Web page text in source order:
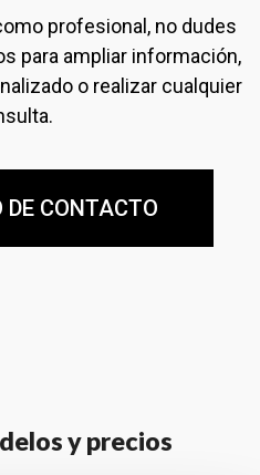
profesional, no dudes
para ampliar información,
o realizar cualquier
DE CONTACTO
y precios